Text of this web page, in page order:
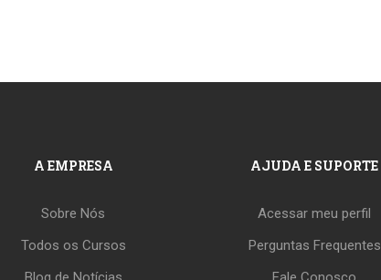
A EMPRESA
Sobre Nós
Todos os Cursos
AJUDA E SUPORTE
Acessar meu perfil
Perguntas Frequentes